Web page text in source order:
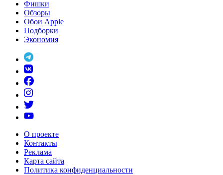
Фишки
Обзоры
Обои Apple
Подборки
Экономия
О проекте
Контакты
Реклама
Карта сайта
Политика конфиденциальности